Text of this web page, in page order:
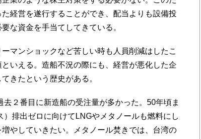
経営を遂行することができ、配当よりも設備投
な資金を手当てしてきている。
マンショックなど苦しい時も人員削減はしたこ
いえる。造船不況の際にも、経営が悪化した企
きたという歴史がある。
２番目に新造船の受注量が多かった。50年頃ま
排出ゼロに向けてLNGやメタノールも燃料にし
やしていきたい。メタノール焚きでは、台湾の